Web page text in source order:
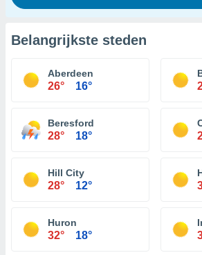
Belangrijkste steden
Aberdeen
26° 16°
Beresford
28° 18°
Hill City
28° 12°
Huron
32° 18°